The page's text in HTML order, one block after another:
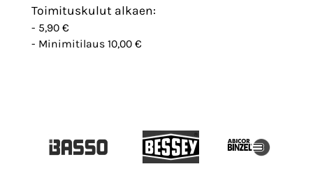
Toimituskulut alkaen:
- 5,90 €
- Minimitilaus 10,00 €